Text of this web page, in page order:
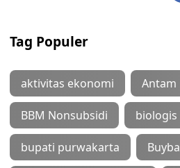
Tag Populer
aktivitas ekonomi Antam
BBM Nonsubsidi biologis
bupati purwakarta